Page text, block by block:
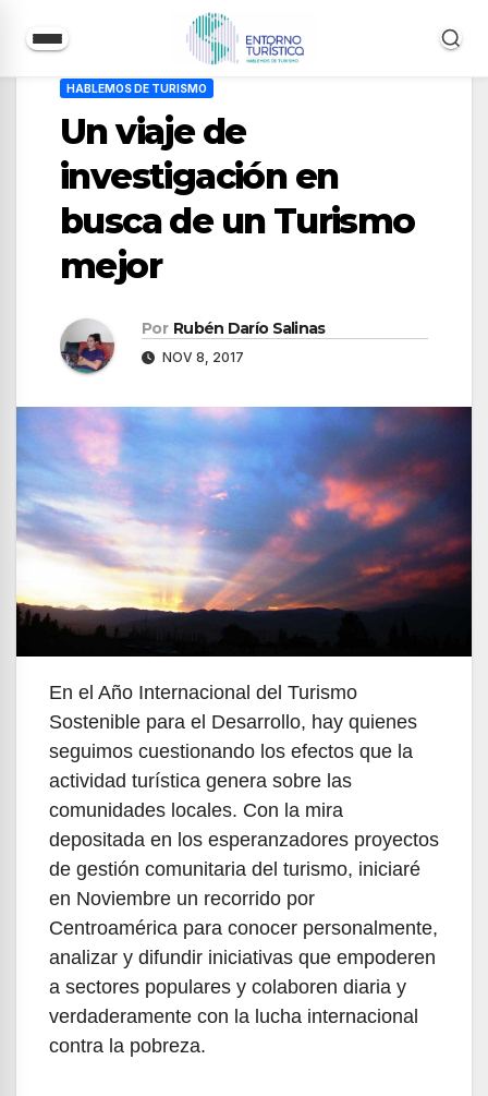
contenido
HABLEMOS DE TURISMO
Un viaje de
investigación en
busca de un Turismo
mejor
Por Rubén Darío Salinas
NOV 8, 2017
En el Año Internacional del Turismo
Sostenible para el Desarrollo, hay quienes
seguimos cuestionando los efectos que la
actividad turística genera sobre las
comunidades locales. Con la mira
depositada en los esperanzadores proyectos
de gestión comunitaria del turismo, iniciaré
en Noviembre un recorrido por
Centroamérica para conocer personalmente,
analizar y difundir iniciativas que empoderen
a sectores populares y colaboren diaria y
verdaderamente con la lucha internacional
contra la pobreza.